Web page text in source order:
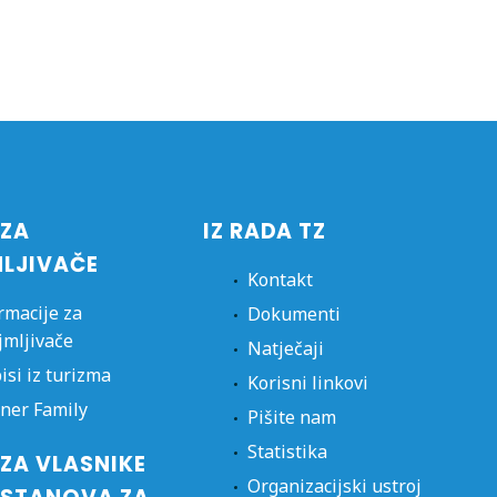
za
iz turizma
Family
VLASNIKE
IZ RADA TZ
Kontakt
Dokumenti
Natječaji
Korisni linkovi
Pišite nam
Statistika
Organizacijski ustroj